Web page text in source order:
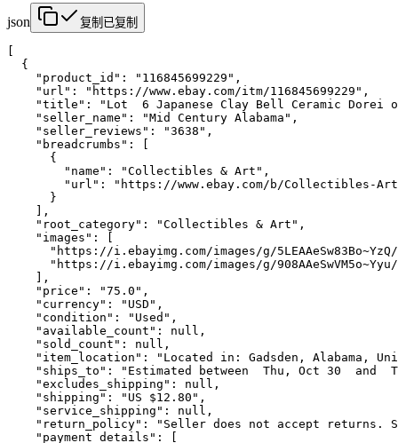
json 复制 已复制
  {
    "product_id": "116845699229",
    "url": "https://www.ebay.com/itm/116845699229",
"title": "Lot  6 Japanese Clay Bell Ceramic Dorei
    "seller_name": "Mid Century Alabama",
    "seller_reviews": "3638",
    "breadcrumbs": [
      {
        "name": "Collectibles & Art",
"url": "https://www.ebay.com/b/Collectibles-
      }
    ],
    "root_category": "Collectibles & Art",
    "images": [
"https://i.ebayimg.com/images/g/
"https://i.ebayimg.com/images/g/
    ],
    "price": "75.0",
    "currency": "USD",
    "condition": "Used",
    "available_count": null,
    "sold_count": null,
"item_location": "Located in: Gadsden, Alabama,
"ships_to": "Estimated between  Thu, Oct 30  and
    "excludes_shipping": null,
    "shipping": "US $12.80",
    "service_shipping": null,
"return_policy": "Seller does not accept returns.
    "payment_details": [